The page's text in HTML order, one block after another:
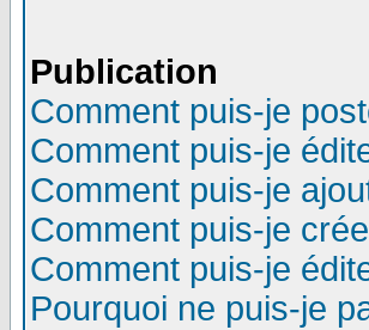
Publication
Comment puis-je
Comment puis-je
Comment puis-je
Comment puis-je
Comment puis-je
Pourquoi ne puis-je